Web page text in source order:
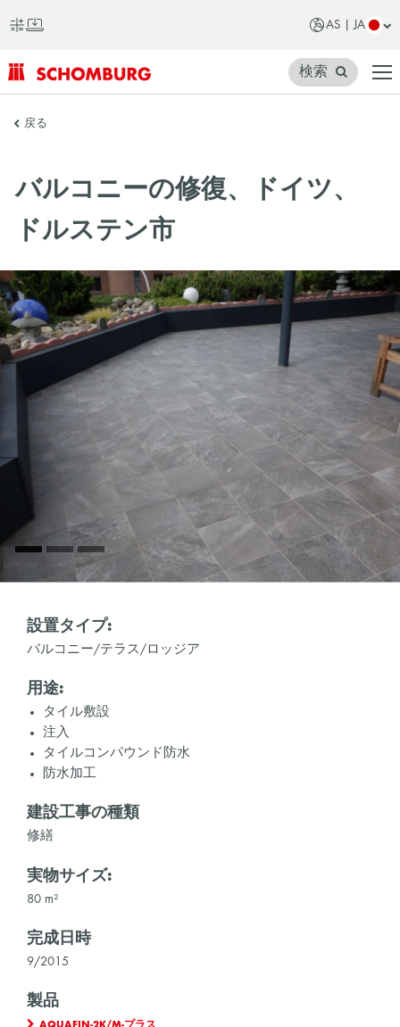
AS | JA
SCHOMBURG
ジ
検索
戻る
バルコニーの修復、ドイツ、
ドルステン市
設置タイプ:
バルコニー/テラス/ロッジア
用途:
タイル敷設
注入
タイルコンパウンド防水
防水加工
建設工事の種類
修繕
実物サイズ:
80 m²
完成日時
9/2015
製品